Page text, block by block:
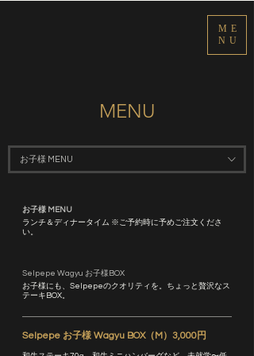
ME
NU
​MENU
お子様 MENU
お子様 MENU
ランチ＆ディナータイム ※ご予約時に予めご注文くださ
い。
Selpepe Wagyu お子様BOX
お子様にも、Selpepeのクオリティを。ちょっと贅沢なス
テーキBOX。
Selpepe お子様 Wagyu BOX（M）3,000円